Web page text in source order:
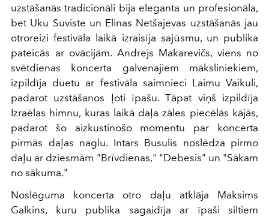
uzstāšanās tradicionāli bija eleganta un profesionāla,
bet Uku Suviste un Elinas Netšajevas uzstāšanās jau
otroreizi festivāla laikā izraisīja sajūsmu, un publika
pateicās ar ovācijām. Andrejs Makarevičs, viens no
svētdienas koncerta galvenajiem māksliniekiem,
izpildīja duetu ar festivāla saimnieci Laimu Vaikuli,
padarot uzstāšanos ļoti īpašu. Tāpat viņš izpildīja
Izraēlas himnu, kuras laikā daļa zāles piecēlās kājās,
padarot šo aizkustinošo momentu par koncerta
pirmās daļas naglu. Intars Busulis noslēdza pirmo
daļu ar dziesmām "Brīvdienas," "Debesis" un "Sākam
no sākuma."
Noslēguma koncerta otro daļu atklāja Maksims
Galkins, kuru publika sagaidīja ar īpaši siltiem